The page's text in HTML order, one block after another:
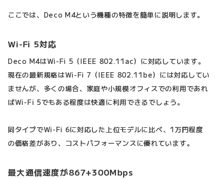
ここでは、Deco M4という機種の特徴を簡単に説明します。
Wi-Fi 5対応
Deco M4はWi-Fi 5（IEEE 802.11ac）に対応しています。
現在の最新規格はWi-Fi 7（IEEE 802.11be）には対応してい
ませんが、多くの場合、家庭や小規模オフィスでの利用であれ
ばWi-Fi 5でもある程度は快適に利用できるでしょう。
同タイプでWi-Fi 6に対応した上位モデルに比べ、1万円程度
の価格差があり、コストパフォーマンスに優れています。
最大通信速度が867+300Mbps